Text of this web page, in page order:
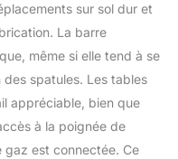
sur sol dur et
La barre
même si elle tend à se
spatules. Les tables
appréciable, bien que
à la poignée de
gaz est connectée. Ce